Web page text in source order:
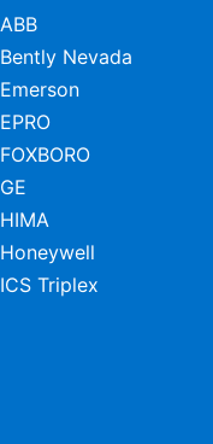
ABB
Bently Nevada
Emerson
EPRO
FOXBORO
GE
HIMA
Honeywell
ICS Triplex